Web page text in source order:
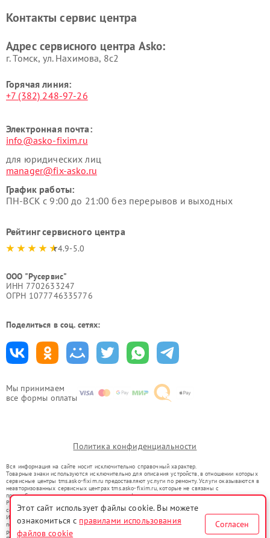
Мы принимаем
все формы оплаты
Ремонт подогревателей
Ремонт промышленных
Asko
Контакты сервис центра
Адрес сервисного центра Asko:
г. Томск, ул. Нахимова, 8с2
Горячая линия:
+7 (382) 248-97-26
Электронная почта:
info@asko-fixim.ru
для юридических лиц
manager@fix-asko.ru
График работы:
ПН-ВСК с 9:00 до 21:00 без перерывов и выходных
Рейтинг сервисного центра
4.9-5.0
ООО "Русервис"
ИНН 7702633247
ОГРН 1077746335776
Поделиться в соц. сетях:
Политика конфиденциальности
Вся информация на сайте носит исключительно справочный характер.
Товарные знаки используются исключительно для описания устройств, в отношении которых
сервисные центры tms.asko-fixim.ru предоставляют услуги по ремонту. Услуги оказываются в
неавторизованных сервисных центрах tms.asko-fixim.ru, которые не связаны с
правообладателями товарных знаков или их официальными представителями.
Ремонт осуществляется для устройств, уже введенных в гражданский оборот в соответствии
со статьей 1487 ГК РФ.
Использование товарных знаков не преследует цели индивидуализации услуг или введения
потребителей в заблуждение, а служит для информирования о предоставляемых услугах по
ремонту техники указанных брендов.
Этот сайт использует файлы cookie. Вы можете
ознакомиться с правилами использования
файлов cookie
Согласен